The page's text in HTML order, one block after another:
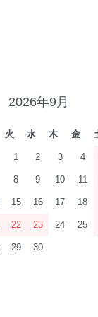
2026年9月
火 水 木 金
1 2 3 4
8 9 10 11
15 16 17 18
22 23 24 25
29 30